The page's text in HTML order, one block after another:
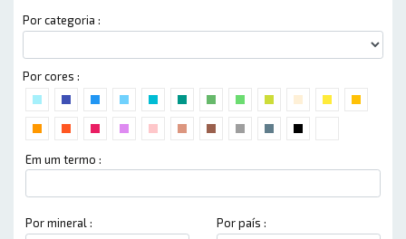
Por categoria :
Por cores :
Em um termo :
Por mineral : Por país :